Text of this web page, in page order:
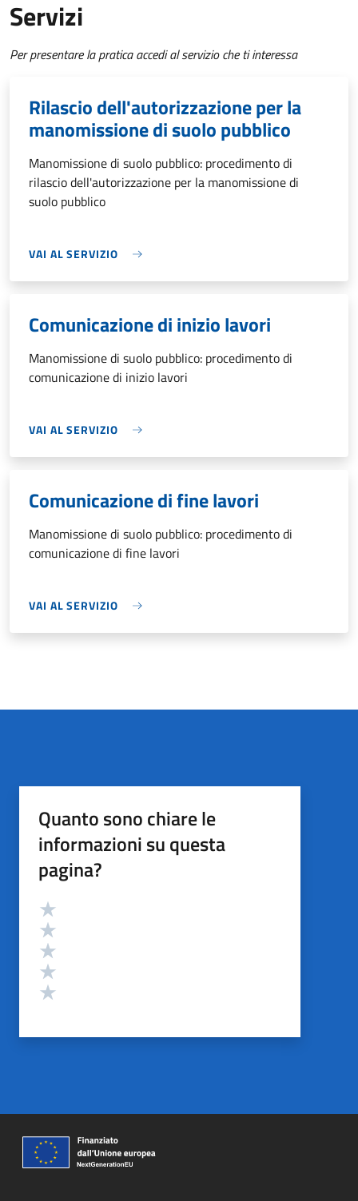
Servizi
Per presentare la pratica accedi al servizio che ti interessa
Rilascio dell'autorizzazione per la
manomissione di suolo pubblico
Manomissione di suolo pubblico: procedimento di
rilascio dell'autorizzazione per la manomissione di
suolo pubblico
VAI AL SERVIZIO
Comunicazione di inizio lavori
Manomissione di suolo pubblico: procedimento di
comunicazione di inizio lavori
VAI AL SERVIZIO
Comunicazione di fine lavori
Manomissione di suolo pubblico: procedimento di
comunicazione di fine lavori
VAI AL SERVIZIO
Quanto sono chiare le
informazioni su questa
pagina?
Valutazione